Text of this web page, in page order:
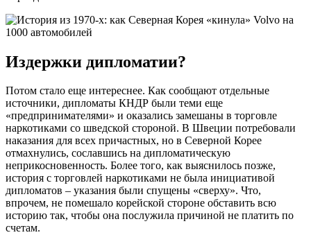
Издержки дипломатии?
Потом стало еще интереснее. Как сообщают отдельные
источники, дипломаты КНДР были теми еще
«предпринимателями» и оказались замешаны в торговле
наркотиками со шведской стороной. В Швеции потребовали
наказания для всех причастных, но в Северной Корее
отмахнулись, сославшись на дипломатическую
неприкосновенность. Более того, как выяснилось позже,
история с торговлей наркотиками не была инициативой
дипломатов – указания были спущены «сверху». Что,
впрочем, не помешало корейской стороне обставить всю
историю так, чтобы она послужила причиной не платить по
счетам.